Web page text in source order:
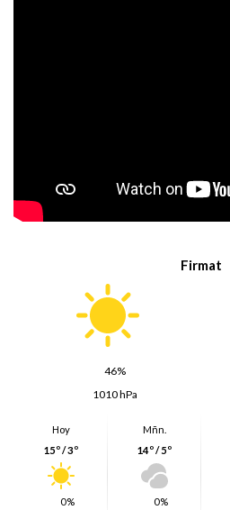
Firmat
46%
1010 hPa
Hoy
15º / 3º
0%
Mñn.
14º / 5º
0%